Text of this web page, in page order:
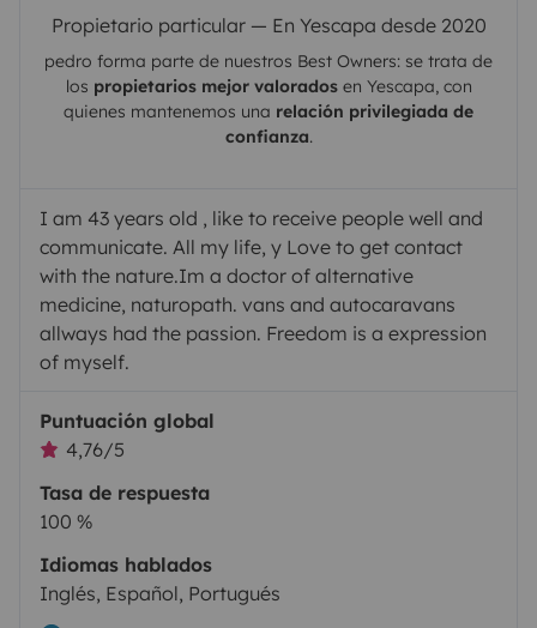
Propietario particular — En Yescapa desde 2020
pedro forma parte de nuestros Best Owners: se trata de
los propietarios mejor valoradosen Yescapa, con
quienes mantenemos una relación privilegiada de
confianza.
I am 43 years old , like to receive people well and
communicate. All my life, y Love to get contact
with the nature.Im a doctor of alternative
medicine, naturopath. vans and autocaravans
allways had the passion. Freedom is a expression
of myself.
Puntuación global
4,76/5
Tasa de respuesta
100 %
Idiomas hablados
Inglés, Español, Portugués